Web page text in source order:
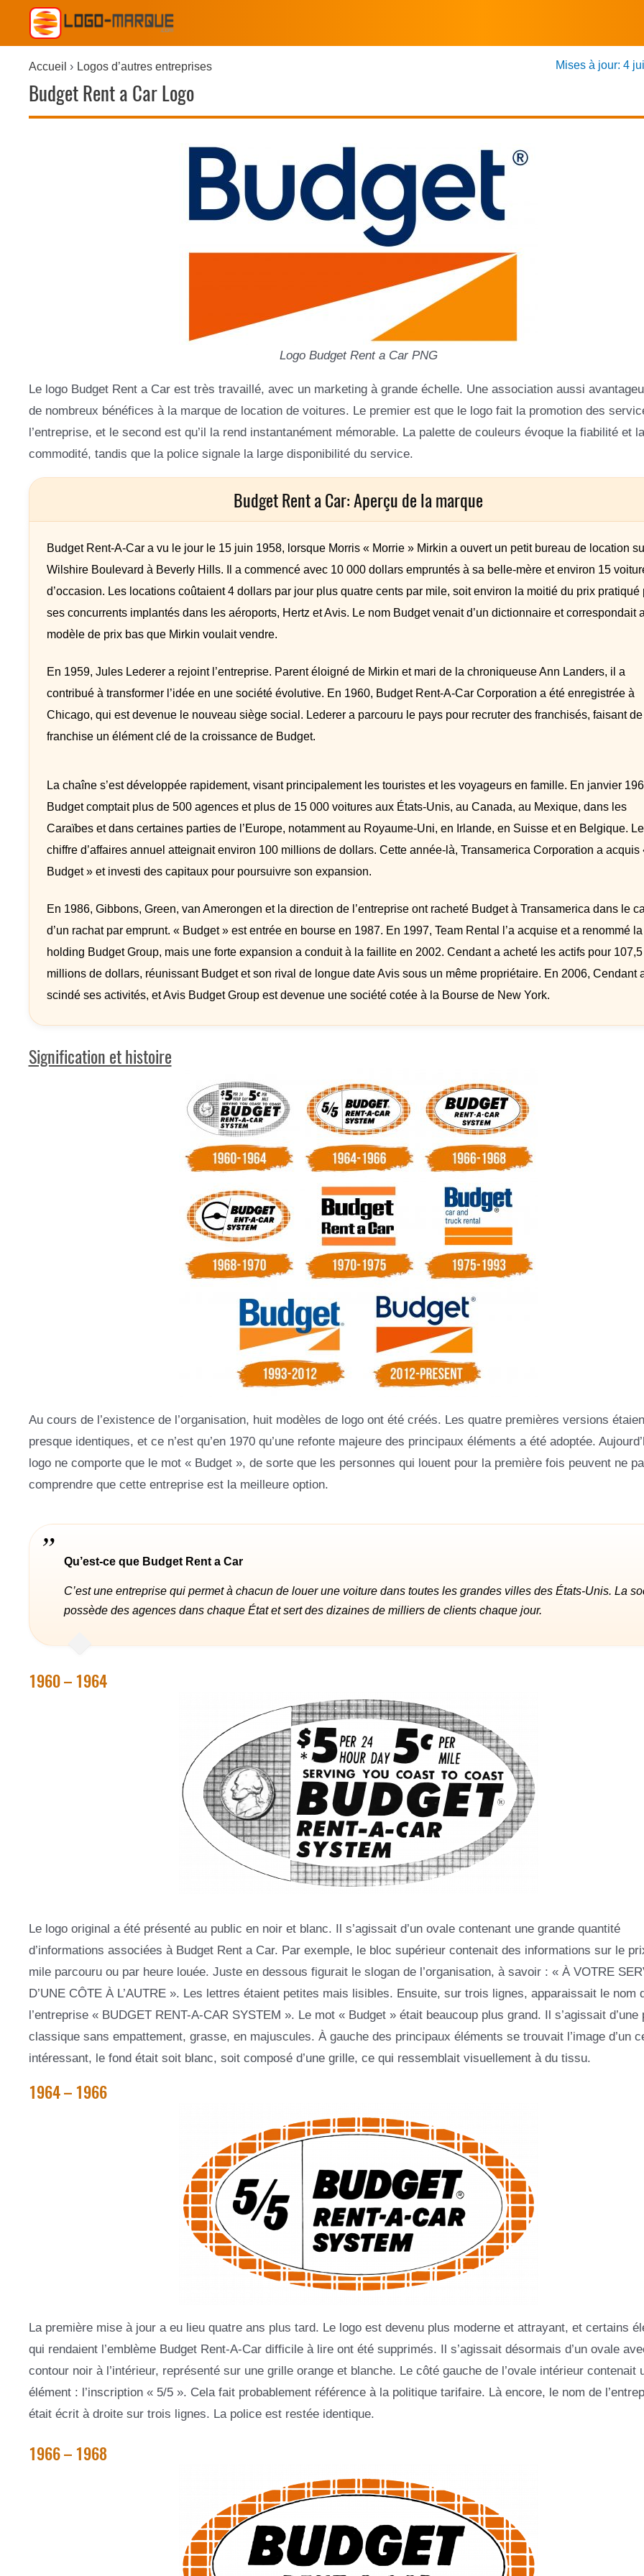
Accueil Logos d’autres entreprises
Budget Rent a Car Logo
Mises à jour: 4
Logo Budget Rent a Car PNG
Le logo Budget Rent a Car est très travaillé, avec un marketing à grande échelle. Une association aussi
de nombreux bénéfices à la marque de location de voitures. Le premier est que le logo fait la promotion des
l’entreprise, et le second est qu’il la rend instantanément mémorable. La palette de couleurs évoque la fiabilité et la
commodité, tandis que la police signale la large disponibilité du service.
Budget Rent a Car: Aperçu de la marque
Budget Rent-A-Car a vu le jour le 15 juin 1958, lorsque Morris « Morrie » Mirkin a ouvert un petit bureau de location
Wilshire Boulevard à Beverly Hills. Il a commencé avec 10 000 dollars empruntés à sa belle-mère et environ 15
d’occasion. Les locations coûtaient 4 dollars par jour plus quatre cents par mile, soit environ la moitié du prix pratiqué
ses concurrents implantés dans les aéroports, Hertz et Avis. Le nom Budget venait d’un dictionnaire et correspondait
modèle de prix bas que Mirkin voulait vendre.
En 1959, Jules Lederer a rejoint l’entreprise. Parent éloigné de Mirkin et mari de la chroniqueuse Ann Landers, il a
contribué à transformer l’idée en une société évolutive. En 1960, Budget Rent-A-Car Corporation a été enregistrée à
Chicago, qui est devenue le nouveau siège social. Lederer a parcouru le pays pour recruter des franchisés, faisant
franchise un élément clé de la croissance de Budget.
La chaîne s’est développée rapidement, visant principalement les touristes et les voyageurs en famille. En janvier
Budget comptait plus de 500 agences et plus de 15 000 voitures aux États-Unis, au Canada, au Mexique, dans les
Caraïbes et dans certaines parties de l’Europe, notamment au Royaume-Uni, en Irlande, en Suisse et en Belgique. Le
chiffre d’affaires annuel atteignait environ 100 millions de dollars. Cette année-là, Transamerica Corporation a acquis
Budget » et investi des capitaux pour poursuivre son expansion.
En 1986, Gibbons, Green, van Amerongen et la direction de l’entreprise ont racheté Budget à Transamerica dans le
d’un rachat par emprunt. « Budget » est entrée en bourse en 1987. En 1997, Team Rental l’a acquise et a renommé la
holding Budget Group, mais une forte expansion a conduit à la faillite en 2002. Cendant a acheté les actifs pour 107,5
millions de dollars, réunissant Budget et son rival de longue date Avis sous un même propriétaire. En 2006, Cendant
scindé ses activités, et Avis Budget Group est devenue une société cotée à la Bourse de New York.
Signification et histoire
Au cours de l’existence de l’organisation, huit modèles de logo ont été créés. Les quatre premières versions
presque identiques, et ce n’est qu’en 1970 qu’une refonte majeure des principaux éléments a été adoptée.
logo ne comporte que le mot « Budget », de sorte que les personnes qui louent pour la première fois peuvent ne
comprendre que cette entreprise est la meilleure option.
Qu’est-ce que Budget Rent a Car
C’est une entreprise qui permet à chacun de louer une voiture dans toutes les grandes villes des États-Unis. La
possède des agences dans chaque État et sert des dizaines de milliers de clients chaque jour.
1960 – 1964
Le logo original a été présenté au public en noir et blanc. Il s’agissait d’un ovale contenant une grande quantité
d’informations associées à Budget Rent a Car. Par exemple, le bloc supérieur contenait des informations sur le
mile parcouru ou par heure louée. Juste en dessous figurait le slogan de l’organisation, à savoir : « À VOTRE
D’UNE CÔTE À L’AUTRE ». Les lettres étaient petites mais lisibles. Ensuite, sur trois lignes, apparaissait le nom
l’entreprise « BUDGET RENT-A-CAR SYSTEM ». Le mot « Budget » était beaucoup plus grand. Il s’agissait d’une
classique sans empattement, grasse, en majuscules. À gauche des principaux éléments se trouvait l’image d’un
intéressant, le fond était soit blanc, soit composé d’une grille, ce qui ressemblait visuellement à du tissu.
1964 – 1966
La première mise à jour a eu lieu quatre ans plus tard. Le logo est devenu plus moderne et attrayant, et certains
qui rendaient l’emblème Budget Rent-A-Car difficile à lire ont été supprimés. Il s’agissait désormais d’un ovale
contour noir à l’intérieur, représenté sur une grille orange et blanche. Le côté gauche de l’ovale intérieur contenait
élément : l’inscription « 5/5 ». Cela fait probablement référence à la politique tarifaire. Là encore, le nom de
était écrit à droite sur trois lignes. La police est restée identique.
1966 – 1968